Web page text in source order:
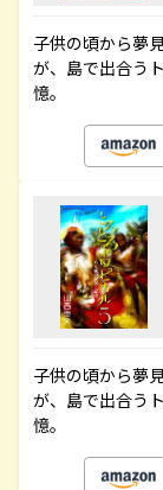
子供の頃から夢
が、島で出合う
憶。
子供の頃から夢
が、島で出合う
憶。